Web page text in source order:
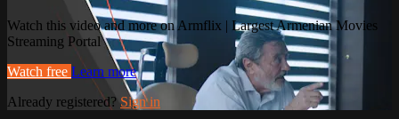
Watch this video and more on Armflix | Largest Armenian Movies
Streaming Portal
Watch free Learn more
Already registered? Sign in